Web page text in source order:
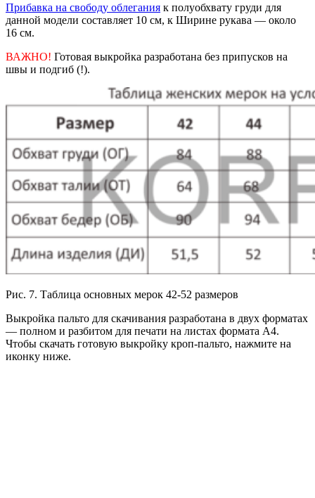
Прибавка на свободу облегания к полуобхвату груди для
данной модели составляет 10 см, к Ширине рукава — около
16 см.
ВАЖНО! Готовая выкройка разработана без припусков на
швы и подгиб (!).
Рис. 7. Таблица основных мерок 42-52 размеров
Выкройка пальто для скачивания разработана в двух форматах
— полном и разбитом для печати на листах формата А4.
Чтобы скачать готовую выкройку кроп-пальто, нажмите на
иконку ниже.